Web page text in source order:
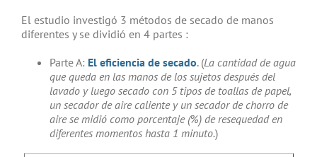
El estudio investigó 3 métodos de secado de manos
diferentes y se dividió en 4 partes :
Parte A: El eficiencia de secado. (La cantidad de agua
que queda en las manos de los sujetos después del
lavado y luego secado con 5 tipos de toallas de papel,
un secador de aire caliente y un secador de chorro de
aire se midió como porcentaje (%) de resequedad en
diferentes momentos hasta 1 minuto.)